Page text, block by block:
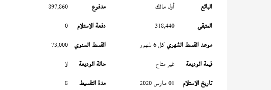
البائع
أول مالك مدفوع 897,860
المتبقي
318,440 دفعة الاستلام 0
موعد القسط الشهري كل 6 شهور القسط السنوي 73,000
قيمة الوديعة
غير متاح حالة الوديعة لا
تاريخ الاستلام
01 مارس 2020 مدة التقسيط 8